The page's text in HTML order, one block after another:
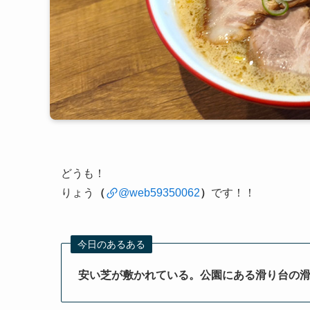
どうも！
りょう
（ @web59350062） です！！
今日のあるある
安い芝が敷かれている。公園にある滑り台の